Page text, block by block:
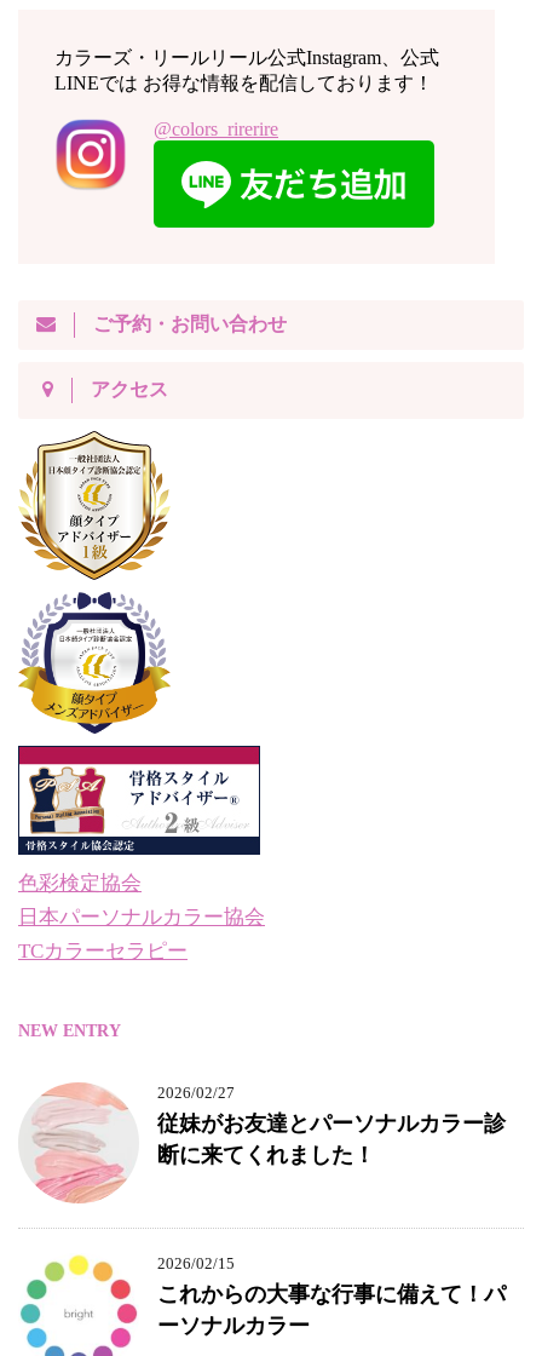
カラーズ・リールリール公式Instagram、公式
LINEでは お得な情報を配信しております！
@colors_rirerire
ご予約・お問い合わせ
アクセス
色彩検定協会
日本パーソナルカラー協会
TCカラーセラピー
NEW ENTRY
2026/02/27
従妹がお友達とパーソナルカラー診
断に来てくれました！
2026/02/15
これからの大事な行事に備えて！パ
ーソナルカラー